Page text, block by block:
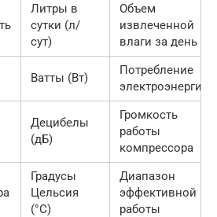
Литры в
сутки (л/
сут)
Объем
извлеченной
влаги за день
Ватты (Вт)
Потребление
электроэнергии
Децибелы
(дБ)
Громкость
работы
компрессора
Градусы
Цельсия
(°C)
Диапазон
эффективной
работы